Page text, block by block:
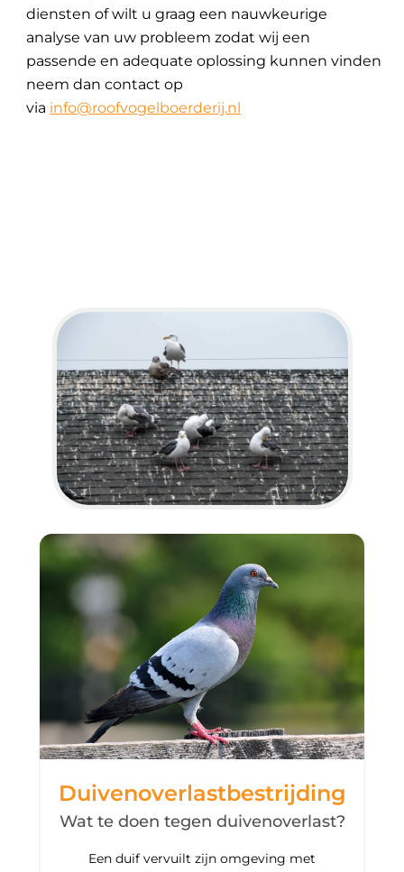
diensten of wilt u graag een nauwkeurige
analyse van uw probleem zodat wij een
passende en adequate oplossing kunnen vinden
neem dan contact op
via info@roofvogelboerderij.nl
Duivenoverlastbestrijding
Wat te doen tegen duivenoverlast?
Een duif vervuilt zijn omgeving met